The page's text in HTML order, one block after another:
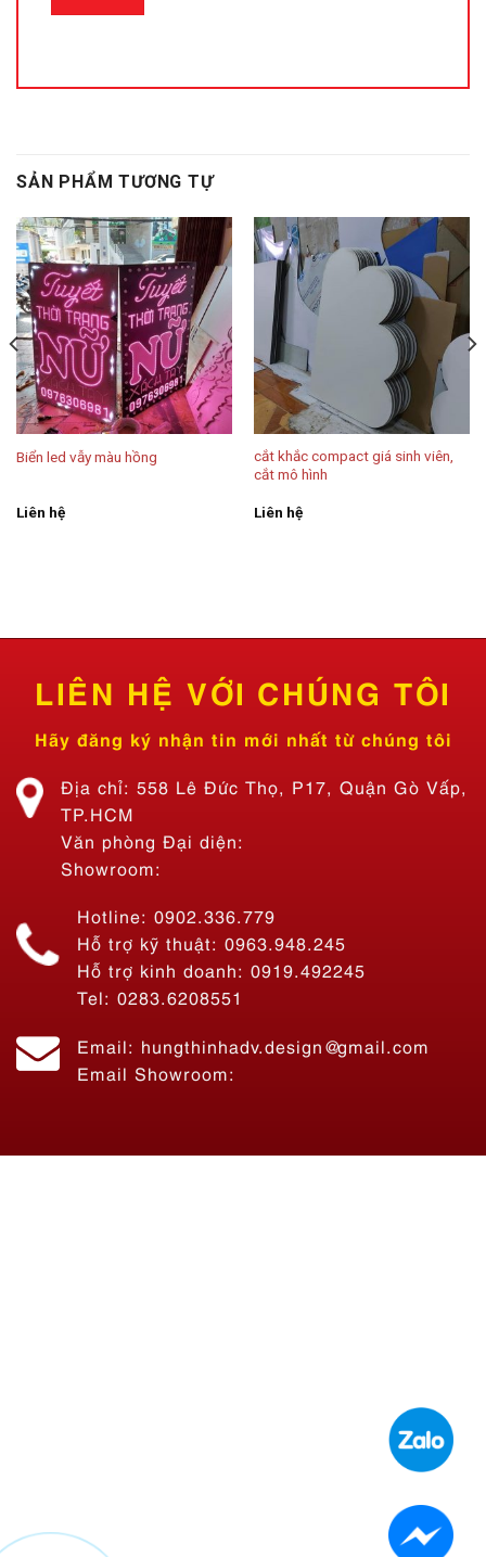
Biển led vẫy màu hồng
cắt khắc compact giá sinh viên,
cắt mô hình
Liên hệ
Hãy đăng ký nhận tin mới nhất từ chúng tôi
Địa chỉ: 558 Lê Đức Thọ, P17, Quận Gò Vấp,
TP.HCM
Văn phòng Đại diện:
Showroom:
Hỗ trợ kỹ thuật: 0963.948.245
Hỗ trợ kinh doanh: 0919.492245
Tel: 0283.6208551
Email Showroom: